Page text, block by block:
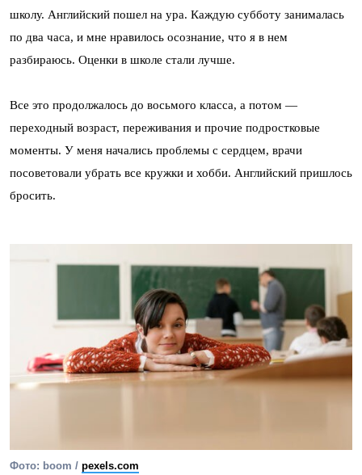
школу. Английский пошел на ура. Каждую субботу занималась
по два часа, и мне нравилось осознание, что я в нем
разбираюсь. Оценки в школе стали лучше.
Все это продолжалось до восьмого класса, а потом —
переходный возраст, переживания и прочие подростковые
моменты. У меня начались проблемы с сердцем, врачи
посоветовали убрать все кружки и хобби. Английский пришлось
бросить.
Фото: boom / pexels.com